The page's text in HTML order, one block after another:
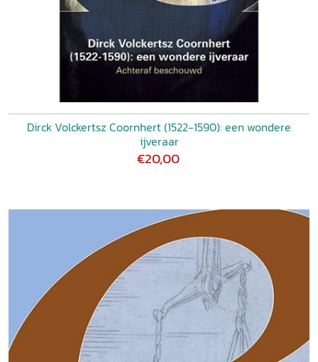
Dirck Volckertsz Coornhert (1522-1590): een wondere
ijveraar
€20,00